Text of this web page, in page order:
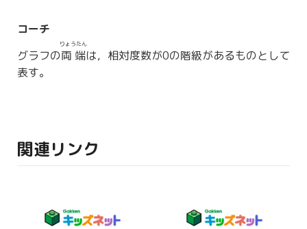
コーチ
グラフの両端
りょうたん
は，相対度数が0の階級があるものとして
表す。
関連リンク